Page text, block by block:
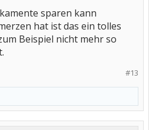
sparen kann
hat ist das ein tolles
Beispiel nicht mehr so
#13